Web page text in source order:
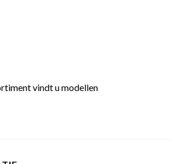
vindt u modellen